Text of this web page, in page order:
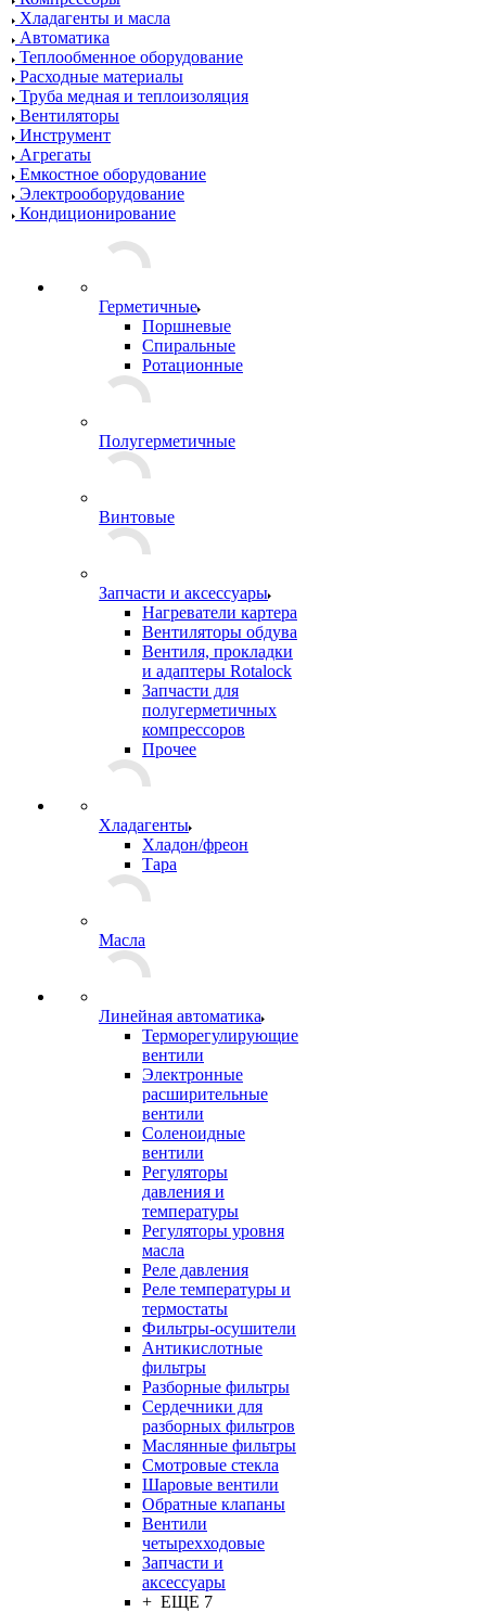
Хладагенты и масла
Автоматика
Теплообменное оборудование
Расходные материалы
Труба медная и теплоизоляция
Вентиляторы
Инструмент
Агрегаты
Емкостное оборудование
Электрооборудование
Кондиционирование
Герметичные
Поршневые
Спиральные
Ротационные
Полугерметичные
Винтовые
Запчасти и аксессуары
Нагреватели картера
Вентиляторы обдува
Вентиля, прокладки
и адаптеры Rotalock
Запчасти для
полугерметичных
компрессоров
Прочее
Хладагенты
Хладон/фреон
Тара
Масла
Линейная автоматика
Терморегулирующие
вентили
Электронные
расширительные
вентили
Соленоидные
вентили
Регуляторы
давления и
температуры
Регуляторы уровня
масла
Реле давления
Реле температуры и
термостаты
Фильтры-осушители
Антикислотные
фильтры
Разборные фильтры
Сердечники для
разборных фильтров
Маслянные фильтры
Смотровые стекла
Шаровые вентили
Обратные клапаны
Вентили
четырехходовые
Запчасти и
аксессуары
+ ЕЩЕ 7